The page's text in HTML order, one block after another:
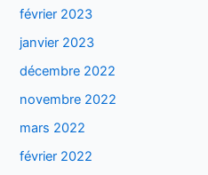
février 2023
janvier 2023
décembre 2022
novembre 2022
mars 2022
février 2022